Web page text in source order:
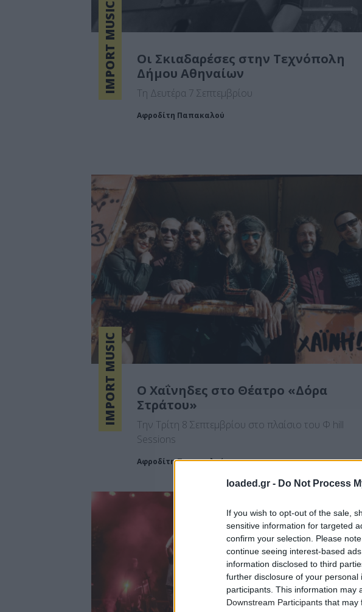
loaded.gr - Do Not Process
If you wish to opt-out of the sale,
sensitive information for targeted
confirm your selection. Please
continue seeing interest-based
information disclosed to third
further disclosure of your personal
participants. This information may
Downstream Participants that may
IMPORT MUSIC
Οι Σκιαδαρέσες στην Τεχνόπολη
Δήμου Αθηναίων
Τη Δευτέρα 7 Σεπτεμβρίου
Αφροδίτη Παπακαλού
IMPORT MUSIC
Ο Χαΐνηδες στο Θέατρο «Δόρα
Στράτου»
Την Τρίτη 8 Σεπτεμβρίου στο πλαίσιο του Φ hill
Sessions
Αφροδίτη Παπακαλού